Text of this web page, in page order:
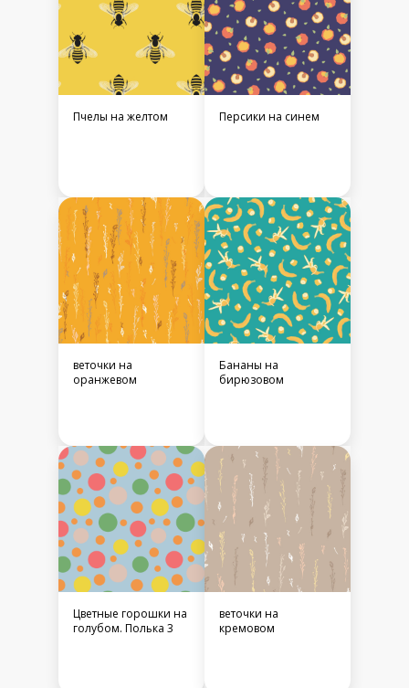
Пчелы на желтом Персики на синем
веточки на
оранжевом
Бананы на
бирюзовом
Цветные горошки на
голубом. Полька 3
веточки на
кремовом